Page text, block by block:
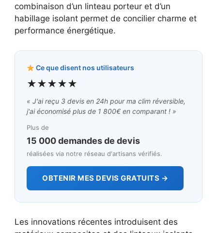
combinaison d’un linteau porteur et d’un
habillage isolant permet de concilier charme et
performance énergétique.
Ce que disent nos utilisateurs
★★★★★
« J'ai reçu 3 devis en 24h pour ma clim réversible,
j'ai économisé plus de 1 800€ en comparant ! »
Plus de
15 000 demandes de devis
réalisées via notre réseau d'artisans vérifiés.
OBTENIR MES DEVIS GRATUITS →
Les innovations récentes introduisent des